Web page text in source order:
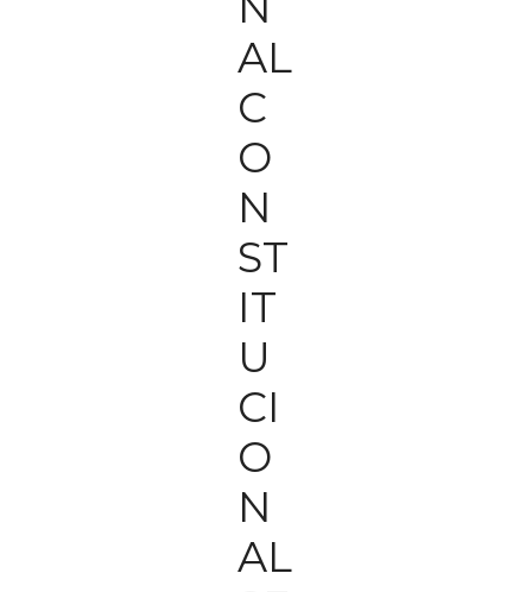
AL
C
O
N
ST
IT
U
CI
O
N
AL